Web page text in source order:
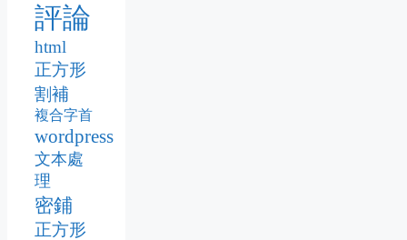
評論
html
正方形
割補
複合字首
wordpress
文本處
理
密鋪
正方形